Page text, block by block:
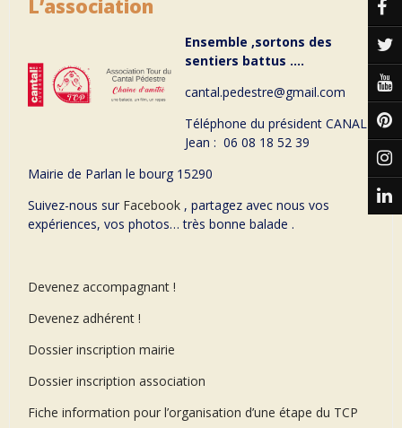
L’association
Ensemble ,sortons des
sentiers battus ….
cantal.pedestre@gmail.com
Téléphone du président CANAL
Jean : 06 08 18 52 39
Mairie de Parlan le bourg 15290
Suivez-nous sur Facebook , partagez avec nous vos
expériences, vos photos… très bonne balade .
Devenez accompagnant !
Devenez adhérent !
Dossier inscription mairie
Dossier inscription association
Fiche information pour l’organisation d’une étape du TCP